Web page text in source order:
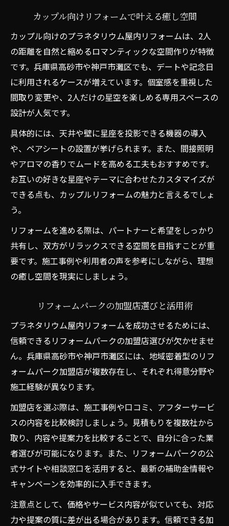
カップル向けリフォームで叶える癒し空間
カップル向けのプラネタリウム屋内リフォームは、2人
の距離を自然と縮めるロマンティックな空間作りが特徴
です。兵庫県高砂市や神戸市灘区でも、デートや記念日
に利用されるケースが増えています。個室感を重視した
間取り変更や、2人だけの星空を楽しめる専用スペースの
設計が人気です。
具体的には、天井や壁に星座を投影できる機器の導入
や、ペアシートの設置が挙げられます。また、間接照明
やアロマの香りでムードを高める工夫もおすすめです。
お互いの好きな星座やテーマに合わせたカスタマイズが
できる点も、カップルリフォームの魅力と言えるでしょ
う。
リフォームを進める際は、パートナーと希望をしっかり
共有し、双方がリラックスできる空間を目指すことが重
要です。施工事例や利用者の声を参考にしながら、理想
の癒し空間を現実にしましょう。
リフォームパークの加盟店選びと活用術
プラネタリウム屋内リフォームを成功させるためには、
信頼できるリフォームパークの加盟店選びが欠かせませ
ん。兵庫県高砂市や神戸市灘区には、地域密着型のリフ
ォームパーク加盟店が複数存在し、それぞれ得意分野や
施工経験が異なります。
加盟店を選ぶ際は、施工事例や口コミ、アフターサービ
スの内容を比較検討しましょう。見積もりを複数社から
取り、内容や提案力を比較することで、自分に合った業
者選びが可能になります。また、リフォームパークの公
式サイトや相談窓口を活用すると、最新の補助金情報や
キャンペーンを効率的に入手できます。
注意点として、価格やサービス内容が似ていても、対応
力や提案の質に差が出る場合があります。信頼できる加